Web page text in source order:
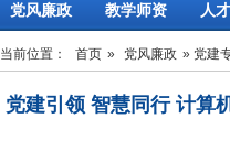
党风廉政 教学师资 人
当前位置： 首页 » 党风廉政 » 党建
党建引领 智慧同行 计